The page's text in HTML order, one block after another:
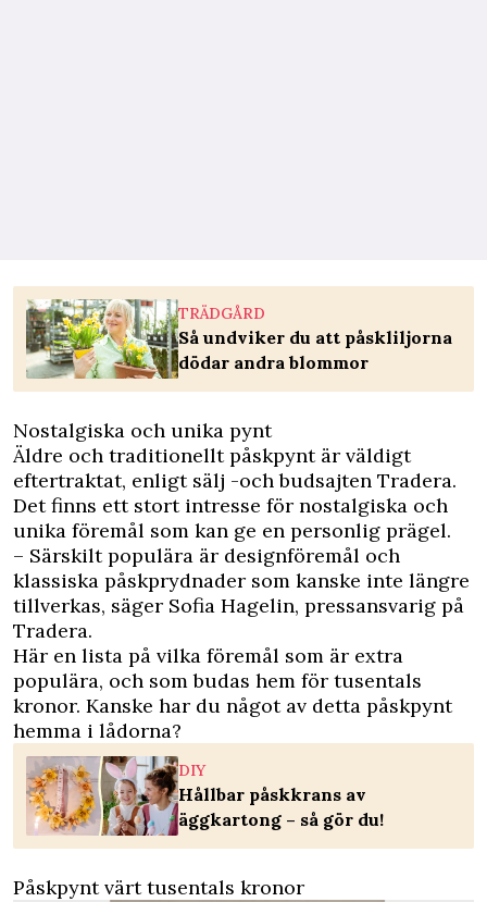
TRÄDGÅRD
Så undviker du att påskliljorna
dödar andra blommor
Nostalgiska och unika pynt
Äldre och traditionellt påskpynt är väldigt
eftertraktat, enligt sälj -och budsajten Tradera.
Det finns ett stort intresse för nostalgiska och
unika föremål som kan ge en personlig prägel.
– Särskilt populära är designföremål och
klassiska påskprydnader som kanske inte längre
tillverkas, säger Sofia Hagelin, pressansvarig på
Tradera.
Här en lista på vilka föremål som är extra
populära, och som budas hem för tusentals
kronor. Kanske har du något av detta påskpynt
hemma i lådorna?
DIY
Hållbar påskkrans av
äggkartong – så gör du!
Påskpynt värt tusentals kronor